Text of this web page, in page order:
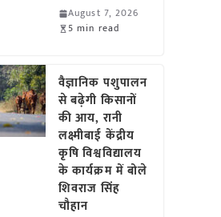
August 7, 2026
5 min read
वैज्ञानिक पशुपालन
से बढ़ेगी किसानों
की आय, रानी
लक्ष्मीबाई केंद्रीय
कृषि विश्वविद्यालय
के कार्यक्रम में बोले
शिवराज सिंह
चौहान